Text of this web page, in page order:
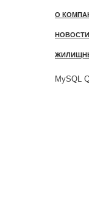
О
НОВОСТИ
MySQL